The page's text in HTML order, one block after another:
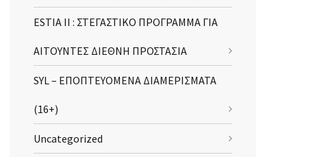
ESTIA II : ΣΤΕΓΑΣΤΙΚΟ ΠΡΟΓΡΑΜΜΑ ΓΙΑ
ΑΙΤΟΥΝΤΕΣ ΔΙΕΘΝΗ ΠΡΟΣΤΑΣΙΑ
SYL – ΕΠΟΠΤΕΥΟΜΕΝΑ ΔΙΑΜΕΡΙΣΜΑΤΑ
(16+)
Uncategorized